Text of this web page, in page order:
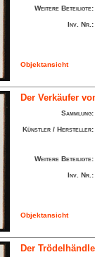
Weitere Beteiligte:
Inv. Nr.:
Objektansicht
Der Verkäufer
Sammlung:
Künstler / Hersteller:
Weitere Beteiligte:
Inv. Nr.:
Objektansicht
Der